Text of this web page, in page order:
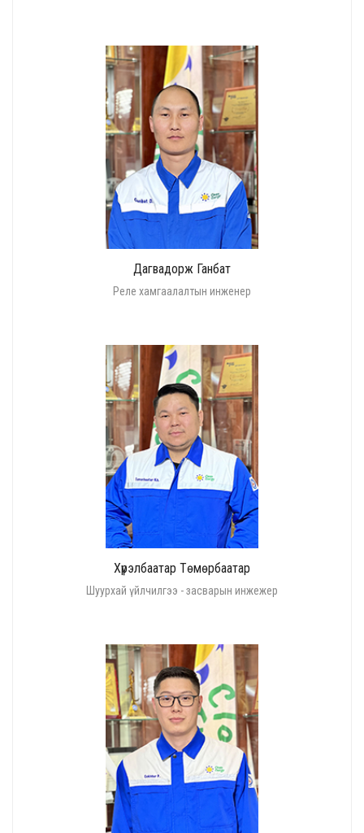
Дагвадорж Ганбат
Реле хамгаалалтын инженер
Хүрэлбаатар Төмөрбаатар
Шуурхай үйлчилгээ - засварын инжежер